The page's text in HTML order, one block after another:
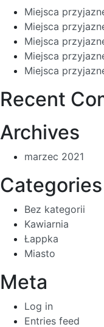
Miejsca
Miejsca
Miejsca
Miejsca
Miejsca
Recent
Archives
marzec 2021
Categories
Bez kategorii
Kawiarnia
Łappka
Miasto
Meta
Log in
Entries feed